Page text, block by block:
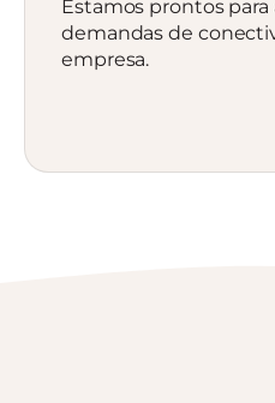
Estamos prontos
demandas de
empresa.